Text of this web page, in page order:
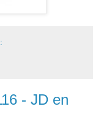
- JD en